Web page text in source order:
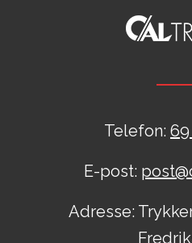
Telefon: 69
E-post:
Adresse: